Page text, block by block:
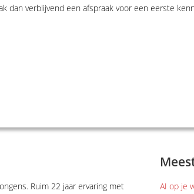
dan verblijvend een afspraak voor een eerste
Ruim 22 jaar ervaring met
AI op je